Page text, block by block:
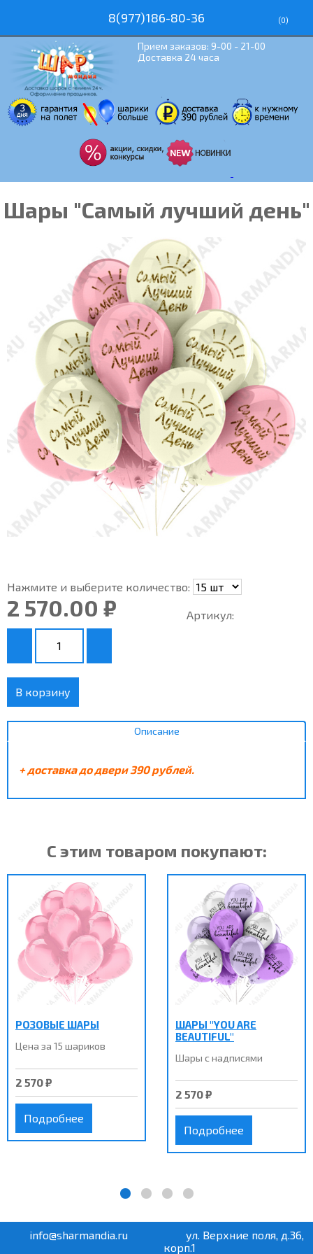
8(977)186-80-36 (0)
Прием заказов: 9-00 - 21-00
Доставка 24 часа
Шары "Самый лучший день"
Нажмите и выберите количество:
2 570.00 ₽ Артикул:
В корзину
Описание
+ доставка до двери 390 рублей.
С этим товаром покупают:
РОЗОВЫЕ ШАРЫ
Цена за 15 шариков
2 570 ₽
Подробнее
ШАРЫ "YOU ARE
BEAUTIFUL"
Шары с надписями
2 570 ₽
Подробнее
info@sharmandia.ru
ул. Верхние поля, д.36,
корп.1